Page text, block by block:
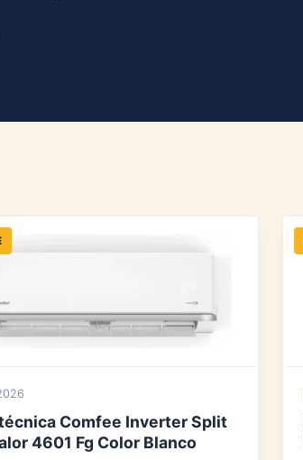
Comfee Inverter Split
4601 Fg Color Blanco